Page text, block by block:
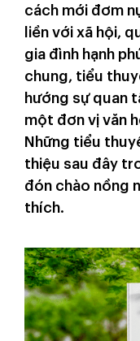
cách mới đơm
liền với xã hội,
gia đình hạnh
chung, tiểu
hướng sự quan
một đơn vị văn
Những tiểu
thiệu sau đây
đón chào nồng
thích.